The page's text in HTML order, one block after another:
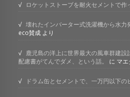
ロケットストーブを耐火セメントで作
壊れたインバーター式洗濯機から水力
eco賛成 より
鹿児島の洋上に世界最大の風車群建
配慮書がてんでダメ、という話。
に マ
ドラム缶とセメントで、一万円以下の